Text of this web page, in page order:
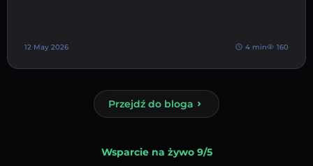
12 May 2026 4 min 160
Przejdź do bloga
Wsparcie na żywo 9/5